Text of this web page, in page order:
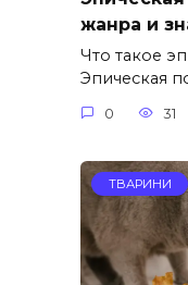
жанра и
Что такое
Эпическая
0 31
ТВАРИНИ